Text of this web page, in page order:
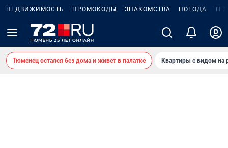
НЕДВИЖИМОСТЬ ПРОМОКОДЫ ЗНАКОМСТВА ПОГОДА
Тюменец остался без дома и живет в палатке Квартиры с видом на